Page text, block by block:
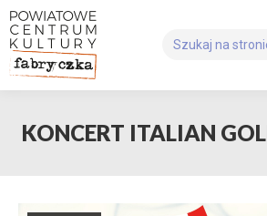
Szukaj:
KONCERT ITALIAN